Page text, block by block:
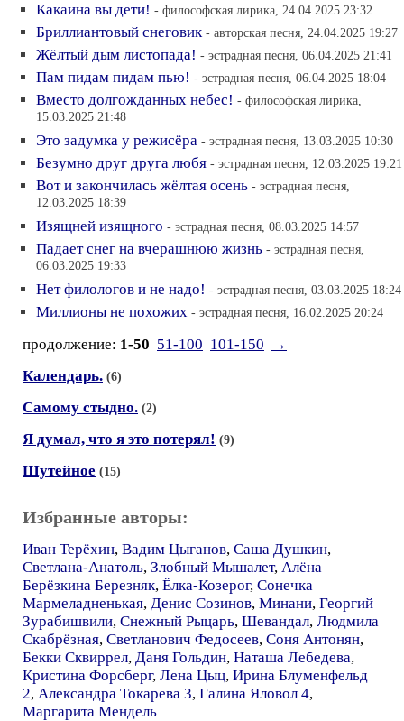
Какаина вы дети! - философская лирика, 24.04.2025 23:32
Бриллиантовый снеговик - авторская песня, 24.04.2025 19:27
Жёлтый дым листопада! - эстрадная песня, 06.04.2025 21:41
Пам пидам пидам пью! - эстрадная песня, 06.04.2025 18:04
Вместо долгожданных небес! - философская лирика,
15.03.2025 21:48
Это задумка у режисёра - эстрадная песня, 13.03.2025 10:30
Безумно друг друга любя - эстрадная песня, 12.03.2025 19:21
Вот и закончилась жёлтая осень - эстрадная песня,
12.03.2025 18:39
Изящней изящного - эстрадная песня, 08.03.2025 14:57
Падает снег на вчерашнюю жизнь - эстрадная песня,
06.03.2025 19:33
Нет филологов и не надо! - эстрадная песня, 03.03.2025 18:24
Миллионы не похожих - эстрадная песня, 16.02.2025 20:24
продолжение: 1-50 51-100 101-150
→
Календарь. (6)
Самому стыдно. (2)
Я думал, что я это потерял! (9)
Шутейное (15)
Избранные авторы:
Иван Терёхин, Вадим Цыганов, Саша Душкин,
Светлана-Анатоль, Злобный Мышалет, Алёна
Берёзкина Березняк, Ёлка-Козерог, Сонечка
Мармеладненькая, Денис Созинов, Минани, Георгий
Зурабишвили, Снежный Рыцарь, Шевандал, Людмила
Скабрёзная, Светланович Федосеев, Соня Антонян,
Бекки Сквиррел, Даня Гольдин, Наташа Лебедева,
Кристина Форсберг, Лена Цыц, Ирина Блуменфельд
2, Александра Токарева 3, Галина Яловол 4,
Маргарита Мендель